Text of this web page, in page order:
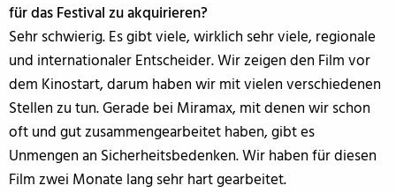
für das Festival zu akquirieren?
Sehr schwierig. Es gibt viele, wirklich sehr viele, regionale
und internationaler Entscheider. Wir zeigen den Film vor
dem Kinostart, darum haben wir mit vielen verschiedenen
Stellen zu tun. Gerade bei Miramax, mit denen wir schon
oft und gut zusammengearbeitet haben, gibt es
Unmengen an Sicherheitsbedenken. Wir haben für diesen
Film zwei Monate lang sehr hart gearbeitet.